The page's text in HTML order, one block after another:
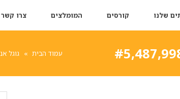
שלנו קורסים המומלצים צרו קשר
עמוד הבית » גוגל